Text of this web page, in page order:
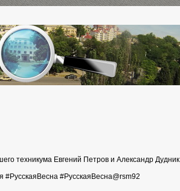
техникума Евгений Петров и Александр Дудник.
#РусскаяВесна@rsm92